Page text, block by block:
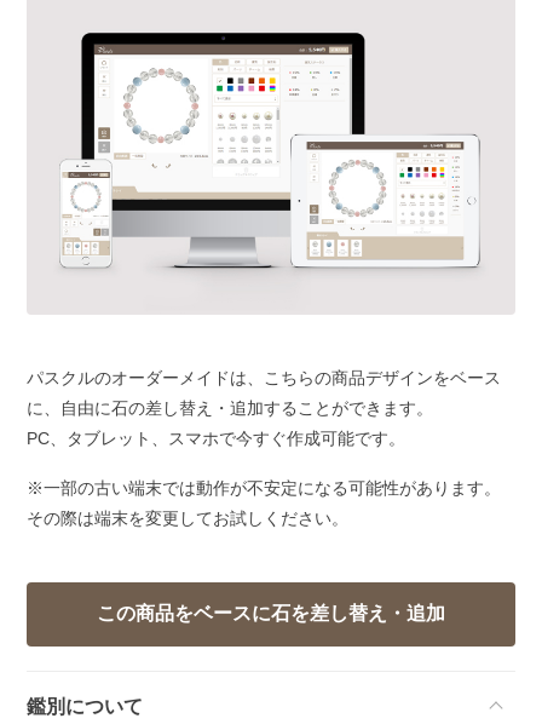
パスクルのオーダーメイドは、こちらの商品デザインをベース
に、自由に石の差し替え・追加することができます。
PC、タブレット、スマホで今すぐ作成可能です。
※一部の古い端末では動作が不安定になる可能性があります。
その際は端末を変更してお試しください。
鑑別について